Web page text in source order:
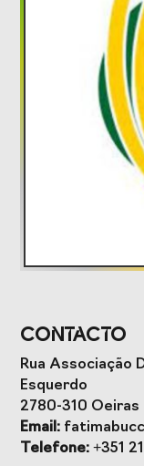
Formação
O Valor do
Português,
(1996-2024)
Projetos
Eventos
Cimeira de
Presidentes
Federações
Desportivas
Contacto
Rua Associação
Esquerdo
2780-310 Oeiras
Email:
Telefone: +351